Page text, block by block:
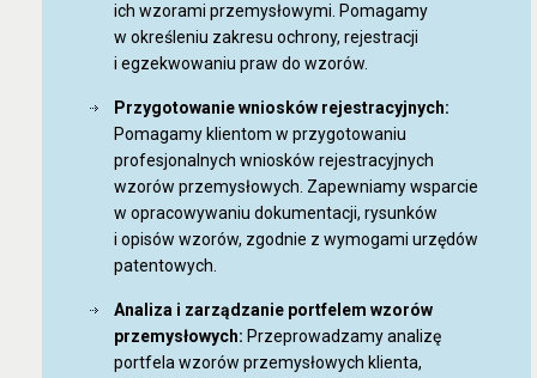
ich wzorami przemysłowymi. Pomagamy
w określeniu zakresu ochrony, rejestracji
i egzekwowaniu praw do wzorów.
Przygotowanie wniosków rejestracyjnych:
Pomagamy klientom w przygotowaniu
profesjonalnych wniosków rejestracyjnych
wzorów przemysłowych. Zapewniamy wsparcie
w opracowywaniu dokumentacji, rysunków
i opisów wzorów, zgodnie z wymogami urzędów
patentowych.
Analiza i zarządzanie portfelem wzorów
przemysłowych: Przeprowadzamy analizę
portfela wzorów przemysłowych klienta,